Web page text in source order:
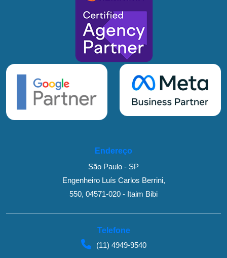
Endereço
São Paulo - SP
Engenheiro Luís Carlos Berrini,
550, 04571-020 - Itaim Bibi
Telefone
(11) 4949-9540